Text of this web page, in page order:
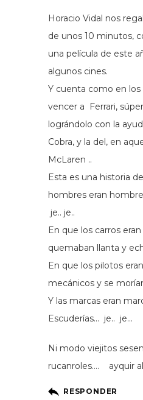
Horacio Vidal nos
de unos 10 minutos,
una película de este
algunos cines.
Y cuenta como en los
vencer a Ferrari,
lográndolo con la
Cobra, y la del, en
McLaren ..
Esta es una historia
hombres eran
je.. je..
En que los carros
quemaban llanta y
En que los pilotos
mecánicos y se
Y las marcas eran
Escuderías… je.. je…
Ni modo viejitos
rucanroles…. ayquir
RESPONDER